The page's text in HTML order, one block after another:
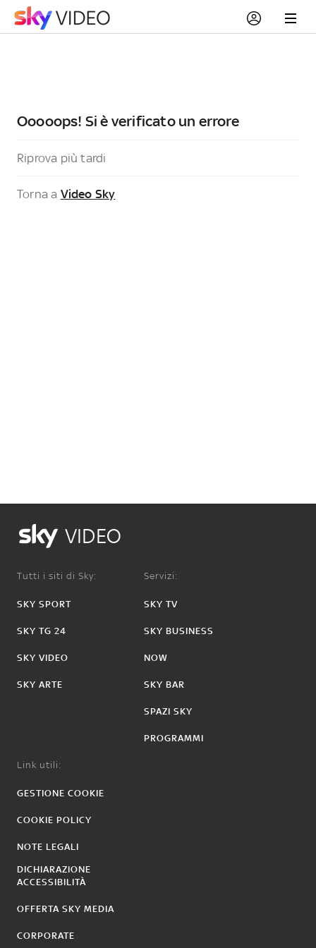
Ooooops! Si è verificato un errore
Riprova più tardi
Torna a Video Sky
VIDEO
Tutti i siti di Sky:
SKY SPORT
SKY TG 24
SKY VIDEO
SKY ARTE
Servizi:
SKY TV
SKY BUSINESS
NOW
SKY BAR
SPAZI SKY
PROGRAMMI
Link utili:
GESTIONE COOKIE
COOKIE POLICY
NOTE LEGALI
DICHIARAZIONE
ACCESSIBILITÀ
OFFERTA SKY MEDIA
CORPORATE